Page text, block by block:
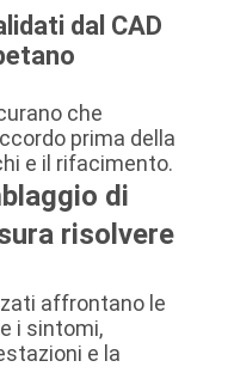
dal CAD
che
prima della
e il rifacimento.
di
risolvere
affrontano le
i sintomi,
e la